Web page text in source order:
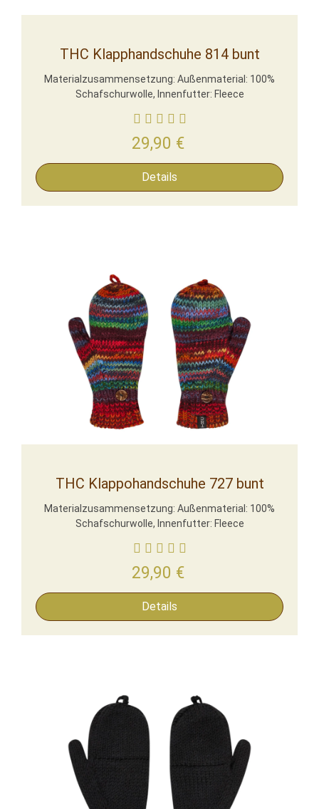
THC Klapphandschuhe 814 bunt
Materialzusammensetzung: Außenmaterial: 100%
Schafschurwolle, Innenfutter: Fleece
29,90 €
Details
THC Klappohandschuhe 727 bunt
Materialzusammensetzung: Außenmaterial: 100%
Schafschurwolle, Innenfutter: Fleece
29,90 €
Details